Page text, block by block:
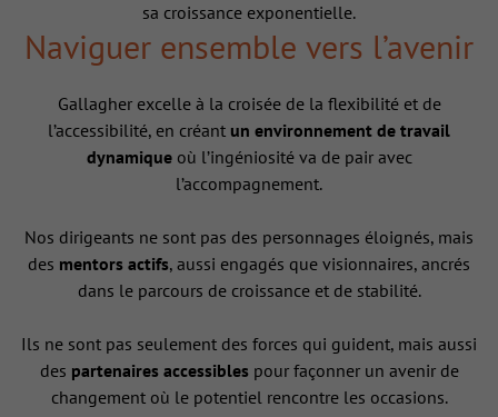
sa croissance exponentielle.
Naviguer ensemble vers l’avenir
Gallagher excelle à la croisée de la flexibilité et de
l’accessibilité, en créant un environnement de travail
dynamique où l’ingéniosité va de pair avec
l’accompagnement.
Nos dirigeants ne sont pas des personnages éloignés, mais
des mentors actifs, aussi engagés que visionnaires, ancrés
dans le parcours de croissance et de stabilité.
Ils ne sont pas seulement des forces qui guident, mais aussi
des partenaires accessiblespour façonner un avenir de
changement où le potentiel rencontre les occasions.